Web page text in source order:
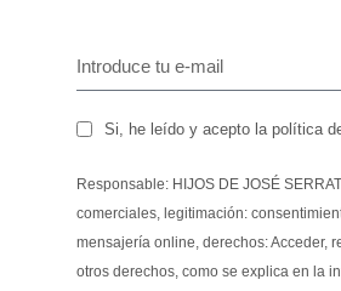
Si, he leído y acepto la política
Responsable: HIJOS DE JOSÉ
comerciales, legitimación:
mensajería online, derechos: Acceder,
otros derechos, como se explica en la